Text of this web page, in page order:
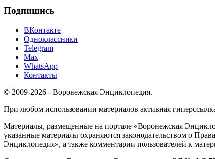
Подпишись
ВКонтакте
Одноклассники
Telegram
Max
WhatsApp
Контакты
© 2009-2026 - Воронежская Энциклопедия.
При любом использовании материалов активная
Материалы, размещенные на портале «Воронежская
указанные материалы охраняются законодательством о
Энциклопедия», а также комментарии пользователей к